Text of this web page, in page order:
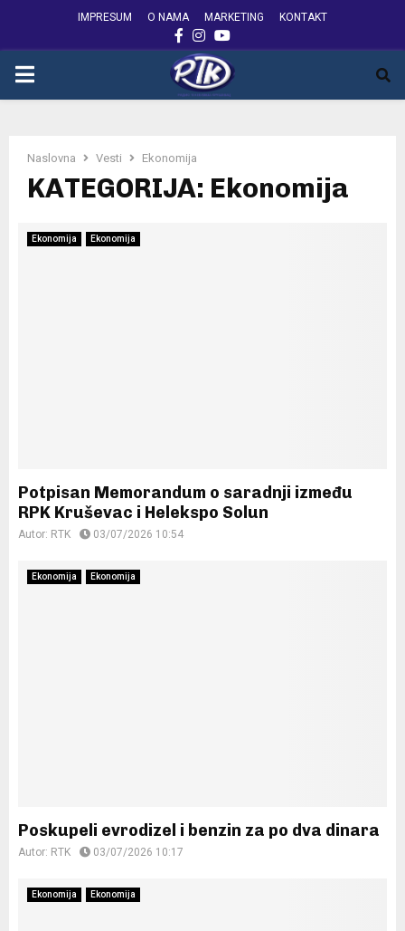
IMPRESUM O NAMA MARKETING KONTAKT
FACEBOOK
INSTAGRAM
YOUTUBE
PRIMARY
Naslovna Vesti Ekonomija
KATEGORIJA: Ekonomija
Ekonomija Ekonomija
Potpisan Memorandum o saradnji između
RPK Kruševac i Helekspo Solun
Autor: RTK 03/07/2026 10:54
Ekonomija Ekonomija
Poskupeli evrodizel i benzin za po dva dinara
Autor: RTK 03/07/2026 10:17
Ekonomija Ekonomija